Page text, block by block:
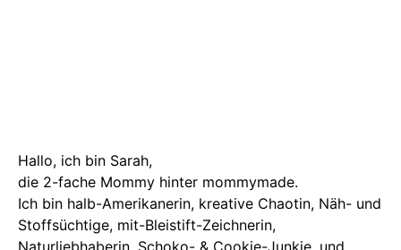
Hallo, ich bin Sarah,
die 2-fache Mommy hinter mommymade.
Ich bin halb-Amerikanerin, kreative Chaotin, Näh- und
Stoffsüchtige, mit-Bleistift-Zeichnerin,